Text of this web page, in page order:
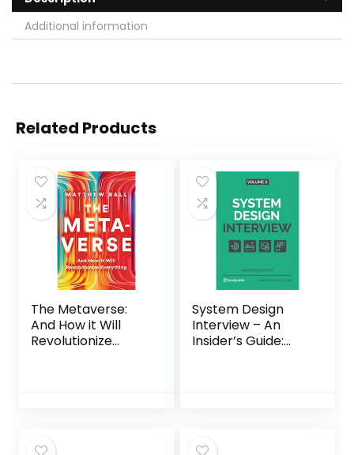
Additional information
Related Products
The Metaverse:
And How it Will
Revolutionize
System Design
Interview – An
Insider’s Guide: